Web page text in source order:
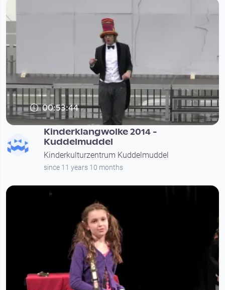
00:53:44
Kinderklangwolke 2014 -
Kuddelmuddel
Kinderkulturzentrum Kuddelmuddel
since 11 years 10 months